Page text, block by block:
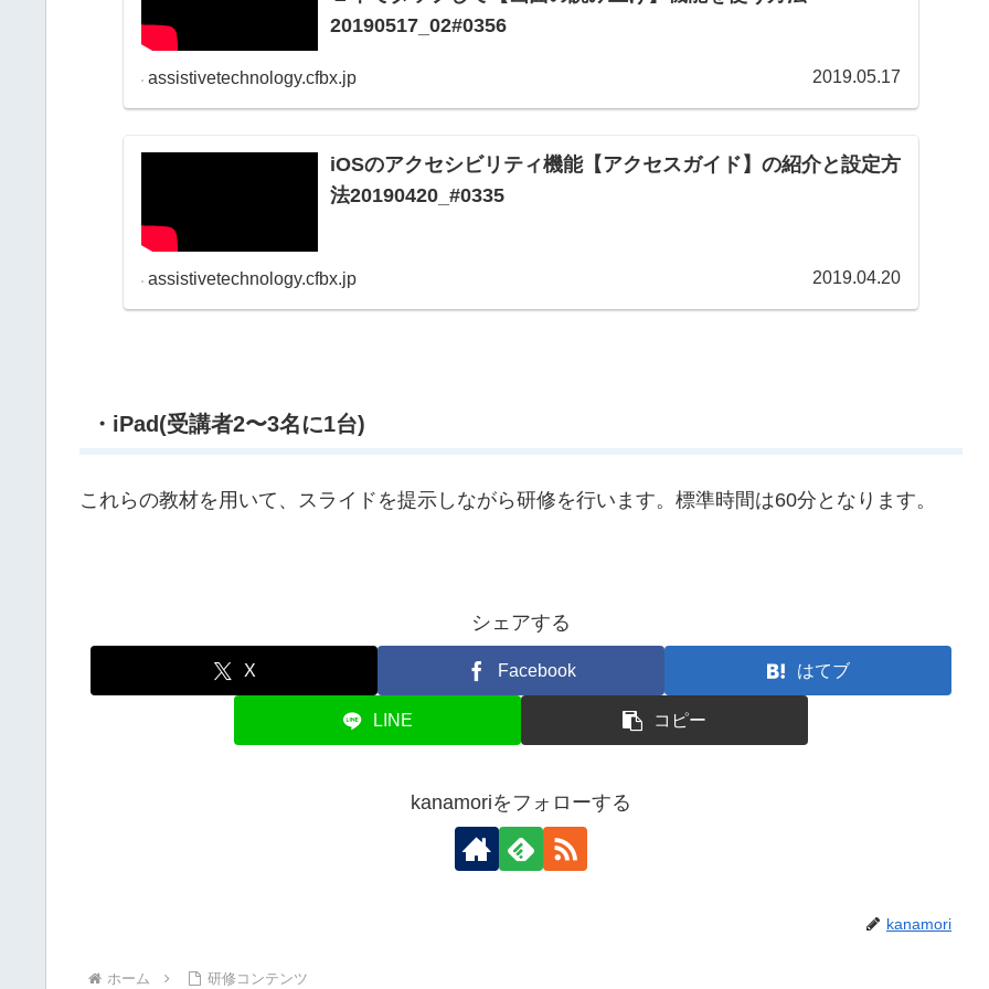
20190517_02#0356
assistivetechnology.cfbx.jp 2019.05.17
iOSのアクセシビリティ機能【アクセスガイド】の紹介と設定方
法20190420_#0335
assistivetechnology.cfbx.jp 2019.04.20
・iPad(受講者2〜3名に1台)
これらの教材を用いて、スライドを提示しながら研修を行います。標準時間は60分となります。
シェアする
X Facebook はてブ
LINE コピー
kanamoriをフォローする
kanamori
ホーム 研修コンテンツ